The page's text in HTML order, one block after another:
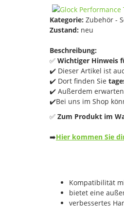
Kategorie: Zubehör -
Zustand: neu
Beschreibung:
✅ Wichtiger Hinweis
✔️ Dieser Artikel ist
✔️ Dort finden Sie
✔️ Außerdem
✔️Bei uns im Shop
✅ Zum Produkt im
➡️Hier kommen Sie
Kompatibilität
bietet eine
verbessertes